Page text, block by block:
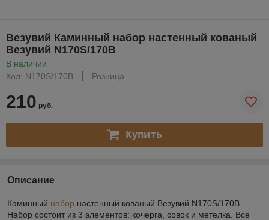
Везувий Каминный набор настенный кованый
Везувий N170S/170B
В наличии
Код: N170S/170B
Розница
210 руб.
Купить
Описание
Каминный набор настенный кованый Везувий N170S/170B.
Набор состоит из 3 элементов: кочерга, совок и метелка. Все